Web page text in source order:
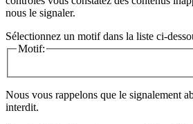
nous le signaler.
Sélectionnez un motif dans la liste ci-
Motif:
Nous vous rappelons que le signalement
interdit.